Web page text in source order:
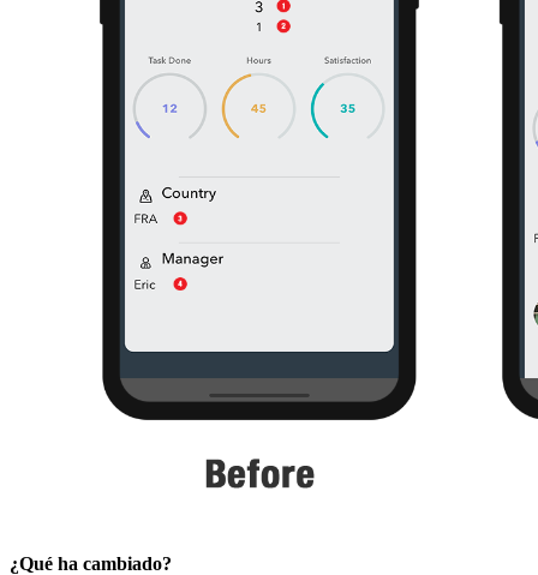
¿Qué ha cambiado?